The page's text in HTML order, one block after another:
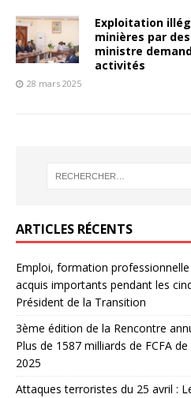
Exploitation
minières par
ministre
activités
28 mars 2025
ARTICLES RÉCENTS
Emploi, formation
acquis importants pendant les
Président de la Transition
3ème édition de la Rencontre
Plus de 1587 milliards de FCFA
2025
Attaques terroristes du 25 avril :